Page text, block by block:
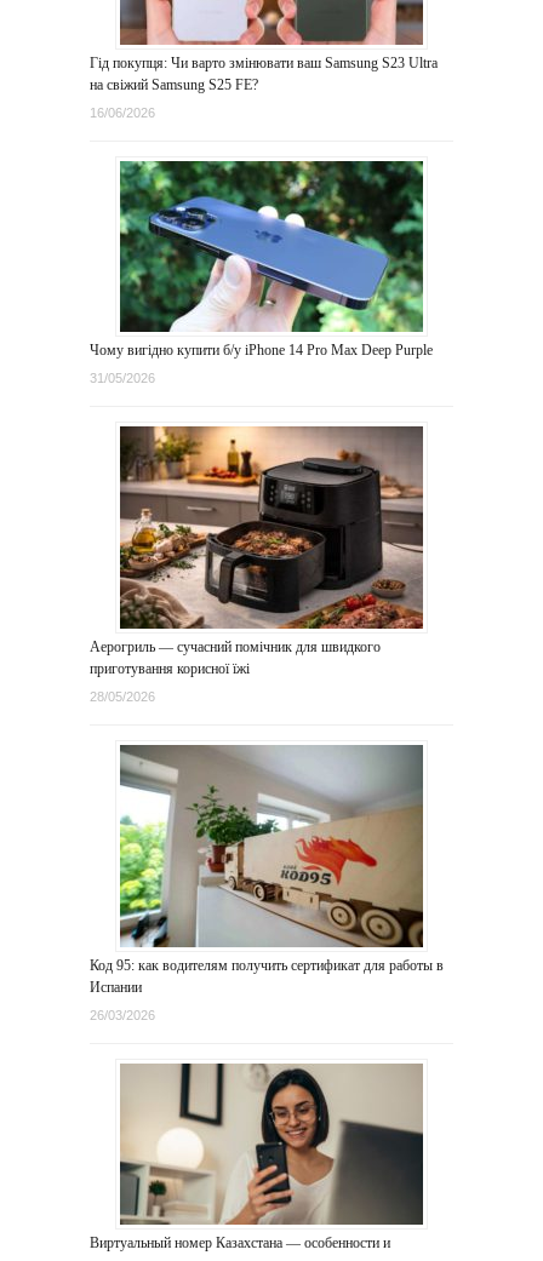
Гід покупця: Чи варто змінювати ваш Samsung S23 Ultra
на свіжий Samsung S25 FE?
16/06/2026
Чому вигідно купити б/у iPhone 14 Pro Max Deep Purple
31/05/2026
Аерогриль — сучасний помічник для швидкого
приготування корисної їжі
28/05/2026
Код 95: как водителям получить сертификат для работы в
Испании
26/03/2026
Виртуальный номер Казахстана — особенности и